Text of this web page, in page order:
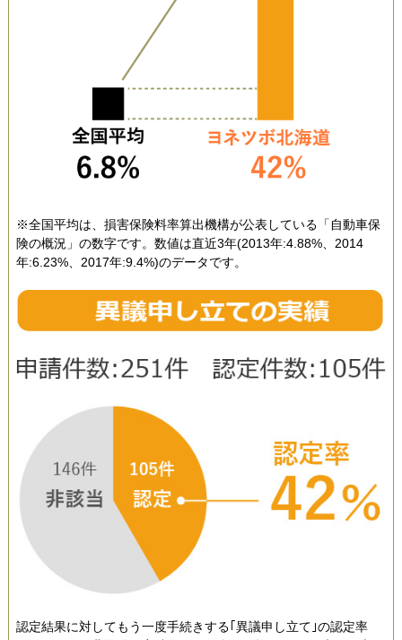
※全国平均は、損害保険料率算出機構が公表している「自動車保
険の概況」の数字です。数値は直近3年(2013年:4.88%、2014
年:6.23%、2017年:9.4%)のデータです。
認定結果に対してもう一度手続きする｢異議申し立て｣の認定率